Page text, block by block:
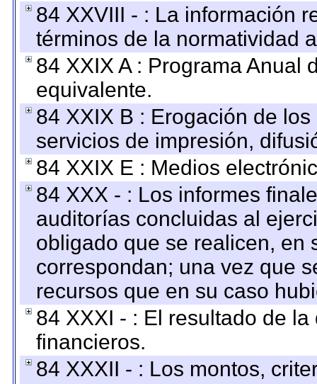
84 XXVIII - : La información
términos de la normatividad
84 XXIX A : Programa Anual
equivalente.
84 XXIX B : Erogación de
servicios de impresión,
84 XXIX E : Medios
84 XXX - : Los informes
auditorías concluidas al
obligado que se realicen, en
correspondan; una vez que
recursos que en su caso
84 XXXI - : El resultado de
financieros.
84 XXXII - : Los montos,